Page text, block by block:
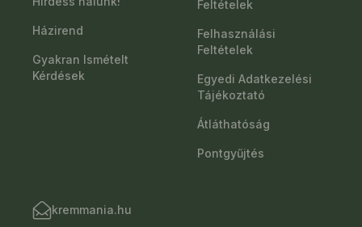
Házirend
Gyakran Ismételt
Kérdések
Feltételek
Felhasználási
Feltételek
Egyedi Adatkezelési
Tájékoztató
Átláthatóság
Pontgyűjtés
kremmania.hu